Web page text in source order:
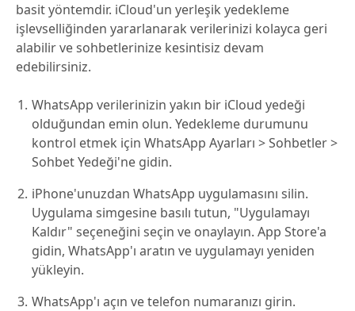
basit yöntemdir. iCloud'un yerleşik yedekleme
işlevselliğinden yararlanarak verilerinizi kolayca geri
alabilir ve sohbetlerinize kesintisiz devam
edebilirsiniz.
WhatsApp verilerinizin yakın bir iCloud yedeği
olduğundan emin olun. Yedekleme durumunu
kontrol etmek için WhatsApp Ayarları > Sohbetler >
Sohbet Yedeği'ne gidin.
iPhone'unuzdan WhatsApp uygulamasını silin.
Uygulama simgesine basılı tutun, "Uygulamayı
Kaldır" seçeneğini seçin ve onaylayın. App Store'a
gidin, WhatsApp'ı aratın ve uygulamayı yeniden
yükleyin.
WhatsApp'ı açın ve telefon numaranızı girin.